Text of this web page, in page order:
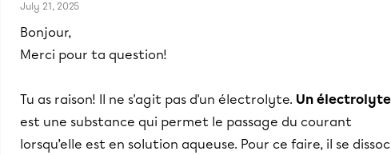
July 21, 2025
Bonjour,
Merci pour ta question!
Tu as raison! Il ne s'agit pas d'un électrolyte. Un électrolyte
est une substance qui permet le passage du courant
lorsqu’elle est en solution aqueuse. Pour ce faire, il se